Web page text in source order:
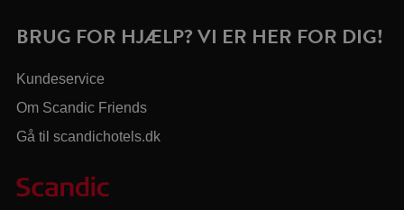
BRUG FOR HJÆLP? VI ER HER FOR DIG!
Kundeservice
Om Scandic Friends
Gå til scandichotels.dk